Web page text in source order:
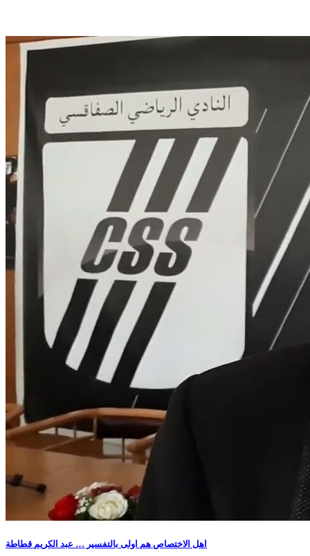
اهل الاختصاص هم اولى بالتفسير … عبد الكريم قطاطة